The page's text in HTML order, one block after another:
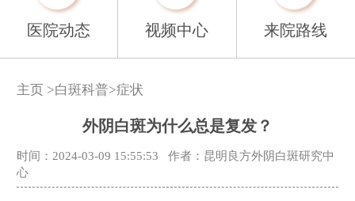
医院动态 视频中心 来院路线
主页 >白斑科普>症状
外阴白斑为什么总是复发？
时间：2024-03-09 15:55:53
作者：昆明良方外阴白斑研究中
心